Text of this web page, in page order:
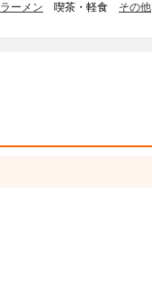
ラーメン 喫茶・軽食 その他